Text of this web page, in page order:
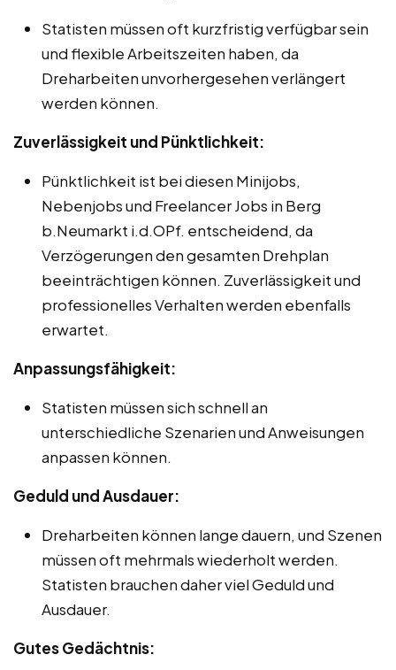
Statisten müssen oft kurzfristig verfügbar sein
und flexible Arbeitszeiten haben, da
Dreharbeiten unvorhergesehen verlängert
werden können.
Zuverlässigkeit und Pünktlichkeit:
Pünktlichkeit ist bei diesen Minijobs,
Nebenjobs und Freelancer Jobs in Berg
b.Neumarkt i.d.OPf. entscheidend, da
Verzögerungen den gesamten Drehplan
beeinträchtigen können. Zuverlässigkeit und
professionelles Verhalten werden ebenfalls
erwartet.
Anpassungsfähigkeit:
Statisten müssen sich schnell an
unterschiedliche Szenarien und Anweisungen
anpassen können.
Geduld und Ausdauer:
Dreharbeiten können lange dauern, und Szenen
müssen oft mehrmals wiederholt werden.
Statisten brauchen daher viel Geduld und
Ausdauer.
Gutes Gedächtnis: